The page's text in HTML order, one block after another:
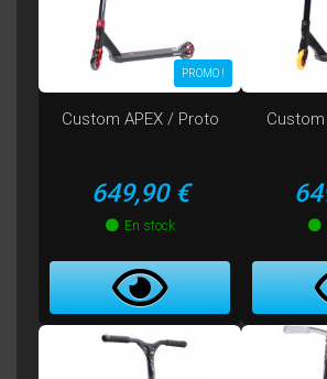
PROMO !
Custom APEX / Proto
Prix
649,90 €
En stock
Custom